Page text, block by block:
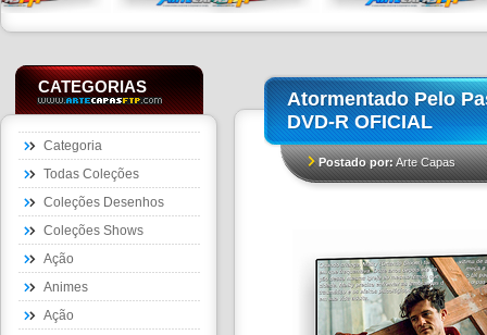
CATEGORIAS
Categoria
Todas Coleções
Coleções Desenhos
Coleções Shows
Ação
Animes
Ação
Atormentado Pelo
DVD-R OFICIAL
Postado por:Arte Capas